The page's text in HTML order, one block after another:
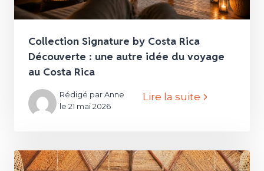
Collection Signature by Costa Rica
Découverte : une autre idée du voyage
au Costa Rica
Rédigé par Anne
le 21 mai 2026
Lire la suite